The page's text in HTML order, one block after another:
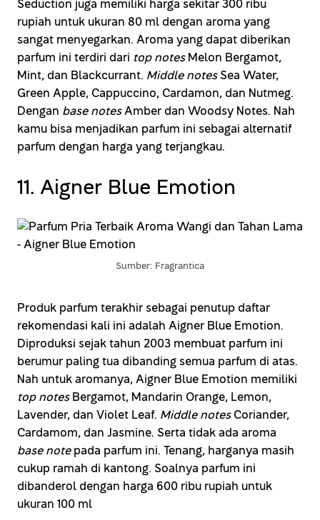
Seduction juga memiliki harga sekitar 300 ribu
rupiah untuk ukuran 80 ml dengan aroma yang
sangat menyegarkan. Aroma yang dapat diberikan
parfum ini terdiri dari top notesMelon Bergamot,
Mint, dan Blackcurrant. Middle notesSea Water,
Green Apple, Cappuccino, Cardamon, dan Nutmeg.
Dengan base notesAmber dan Woodsy Notes. Nah
kamu bisa menjadikan parfum ini sebagai alternatif
parfum dengan harga yang terjangkau.
11. Aigner Blue Emotion
Sumber: Fragrantica
Produk parfum terakhir sebagai penutup daftar
rekomendasi kali ini adalah Aigner Blue Emotion.
Diproduksi sejak tahun 2003 membuat parfum ini
berumur paling tua dibanding semua parfum di atas.
Nah untuk aromanya, Aigner Blue Emotion memiliki
top notesBergamot, Mandarin Orange, Lemon,
Lavender, dan Violet Leaf. Middle notesCoriander,
Cardamom, dan Jasmine. Serta tidak ada aroma
base notepada parfum ini. Tenang, harganya masih
cukup ramah di kantong. Soalnya parfum ini
dibanderol dengan harga 600 ribu rupiah untuk
ukuran 100 ml